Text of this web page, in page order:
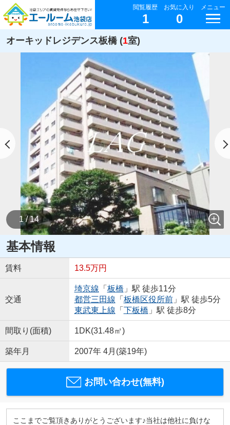
閲覧履歴
1
お気に入り
0
メニュー
オーキッドレジデンス板橋 (1室)
1 / 14
基本情報
賃料 13.5万円
交通
埼京線 「 板橋 」駅 徒歩11分
都営三田線 「 板橋区役所前」駅 徒歩5分
東武東上線 「 下板橋 」駅 徒歩8分
間取り(面積) 1DK(31.48㎡)
築年月 2007年 4月(築19年)
お問い合わせ(無料)
ここまでご覧頂きありがとうございます♪当社は他社に負けな